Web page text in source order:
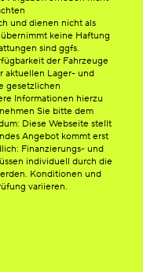
und dienen nicht als
keine Haftung
sind ggfs.
der Fahrzeuge
aktuellen Lager- und
gesetzlichen
Informationen hierzu
Sie bitte dem
Diese Webseite stellt
Angebot kommt erst
Finanzierungs- und
individuell durch die
Konditionen und
variieren.